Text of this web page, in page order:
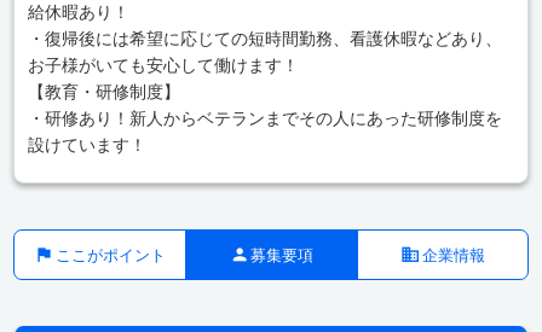
給休暇あり！
・復帰後には希望に応じての短時間勤務、看護休暇などあり、
お子様がいても安心して働けます！
【教育・研修制度】
・研修あり！新人からベテランまでその人にあった研修制度を
設けています！
ここがポイント 募集要項 企業情報